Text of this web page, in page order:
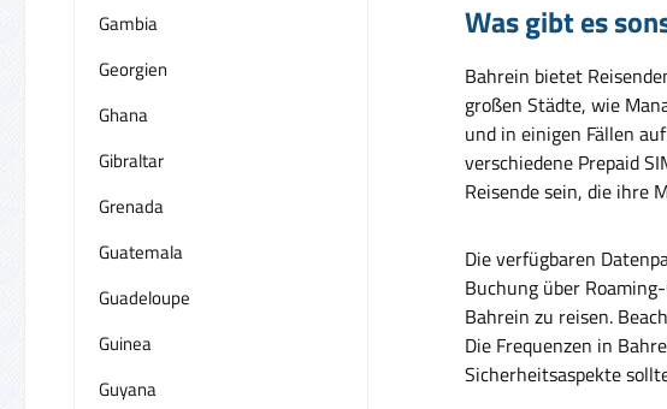
Gambia
Georgien
Ghana
Gibraltar
Grenada
Guatemala
Guadeloupe
Guinea
Guyana
Was gibt es
Bahrein bietet
großen Städte, wie
und in einigen Fällen
verschiedene Prepaid
Reisende sein, die ihre
Die verfügbaren
Buchung über
Bahrein zu reisen.
Die Frequenzen in
Sicherheitsaspekte